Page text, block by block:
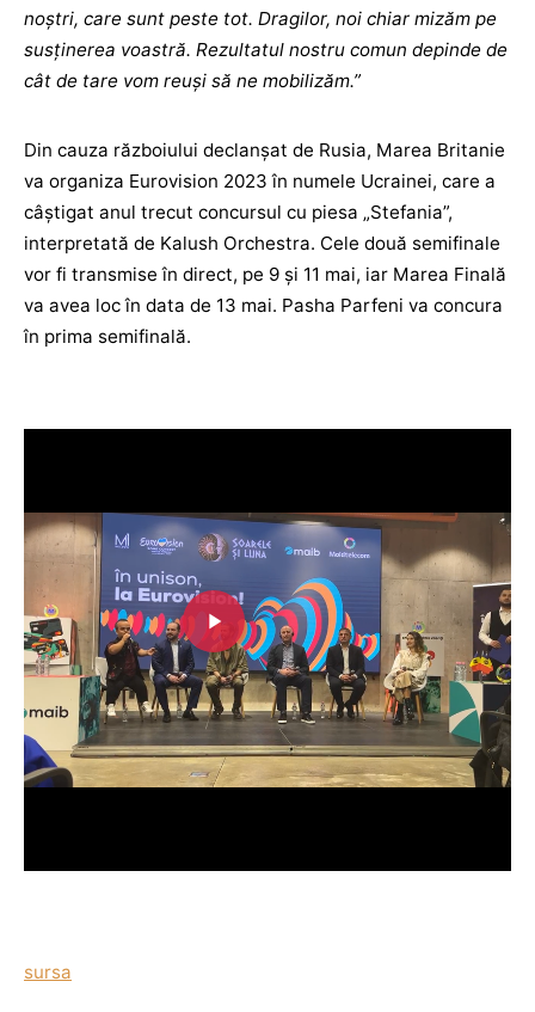
noștri, care sunt peste tot. Dragilor, noi chiar mizăm pe
susținerea voastră. Rezultatul nostru comun depinde de
cât de tare vom reuși să ne mobilizăm.”
Din cauza războiului declanșat de Rusia, Marea Britanie
va organiza Eurovision 2023 în numele Ucrainei, care a
câștigat anul trecut concursul cu piesa „Stefania”,
interpretată de Kalush Orchestra. Cele două semifinale
vor fi transmise în direct, pe 9 și 11 mai, iar Marea Finală
va avea loc în data de 13 mai. Pasha Parfeni va concura
în prima semifinală.
sursa